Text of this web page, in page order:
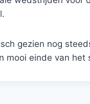
gezien nog
einde van het